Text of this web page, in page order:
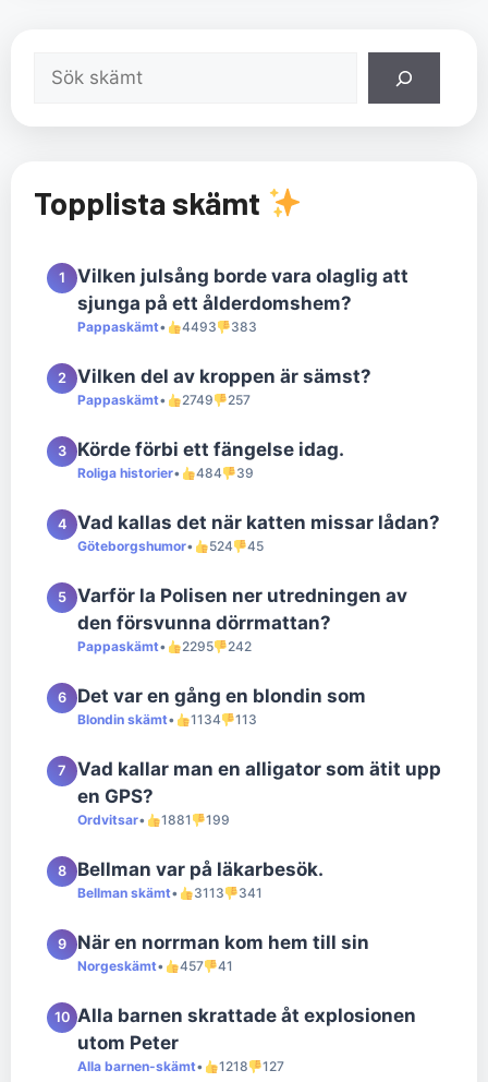
Sök
Topplista skämt
1
Vilken julsång borde vara olaglig att
sjunga på ett ålderdomshem?
Pappaskämt• 4493 383
2 Vilken del av kroppen är sämst?
Pappaskämt• 2749 257
3 Körde förbi ett fängelse idag.
Roliga historier• 484 39
4 Vad kallas det när katten missar lådan?
Göteborgshumor• 524 45
5
Varför la Polisen ner utredningen av
den försvunna dörrmattan?
Pappaskämt• 2295 242
6 Det var en gång en blondin som
Blondin skämt• 1134 113
7
Vad kallar man en alligator som ätit upp
en GPS?
Ordvitsar• 1881 199
8 Bellman var på läkarbesök.
Bellman skämt• 3113 341
9 När en norrman kom hem till sin
Norgeskämt• 457 41
10 Alla barnen skrattade åt explosionen
utom Peter
Alla barnen-skämt• 1218 127